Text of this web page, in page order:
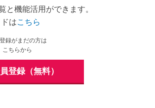
と機能活用ができます。
はこちら
録がまだの方は
こちらから
登録（無料）